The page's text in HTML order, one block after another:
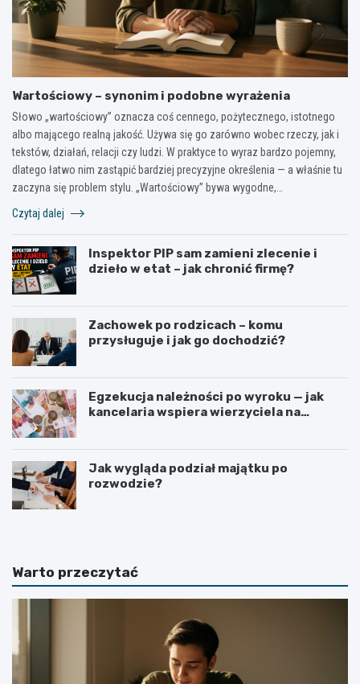
Wartościowy – synonim i podobne wyrażenia
Słowo „wartościowy” oznacza coś cennego, pożytecznego, istotnego
albo mającego realną jakość. Używa się go zarówno wobec rzeczy, jak i
tekstów, działań, relacji czy ludzi. W praktyce to wyraz bardzo pojemny,
dlatego łatwo nim zastąpić bardziej precyzyjne określenia — a właśnie tu
zaczyna się problem stylu. „Wartościowy” bywa wygodne,…
Czytaj dalej
Inspektor PIP sam zamieni zlecenie i
dzieło w etat – jak chronić firmę?
Zachowek po rodzicach – komu
przysługuje i jak go dochodzić?
Egzekucja należności po wyroku — jak
kancelaria wspiera wierzyciela na
Jak wygląda podział majątku po
rozwodzie?
Warto przeczytać